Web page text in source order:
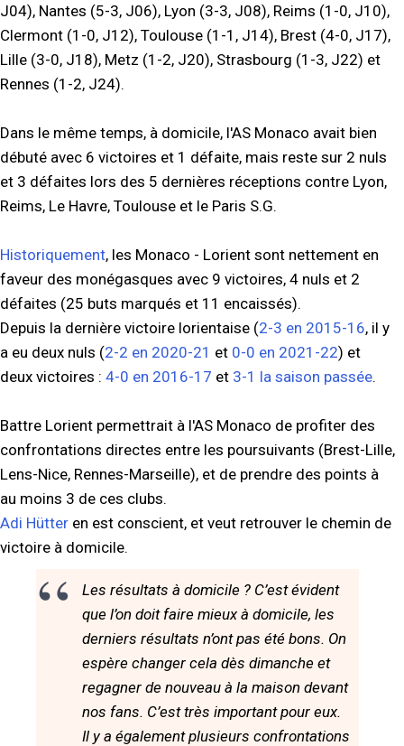
J04), Nantes (5-3, J06), Lyon (3-3, J08), Reims (1-0, J10),
Clermont (1-0, J12), Toulouse (1-1, J14), Brest (4-0, J17),
Lille (3-0, J18), Metz (1-2, J20), Strasbourg (1-3, J22) et
Rennes (1-2, J24).
Dans le même temps, à domicile, l'AS Monaco avait bien
débuté avec 6 victoires et 1 défaite, mais reste sur 2 nuls
et 3 défaites lors des 5 dernières réceptions contre Lyon,
Reims, Le Havre, Toulouse et le Paris S.G.
Historiquement, les Monaco - Lorient sont nettement en
faveur des monégasques avec 9 victoires, 4 nuls et 2
défaites (25 buts marqués et 11 encaissés).
Depuis la dernière victoire lorientaise (2-3 en 2015-16, il y
a eu deux nuls (2-2 en 2020-21 et 0-0 en 2021-22) et
deux victoires : 4-0 en 2016-17 et 3-1 la saison passée.
Battre Lorient permettrait à l'AS Monaco de profiter des
confrontations directes entre les poursuivants (Brest-Lille,
Lens-Nice, Rennes-Marseille), et de prendre des points à
au moins 3 de ces clubs.
Adi Hütter en est conscient, et veut retrouver le chemin de
victoire à domicile.
Les résultats à domicile ? C’est évident
que l’on doit faire mieux à domicile, les
derniers résultats n’ont pas été bons. On
espère changer cela dès dimanche et
regagner de nouveau à la maison devant
nos fans. C’est très important pour eux.
Il y a également plusieurs confrontations